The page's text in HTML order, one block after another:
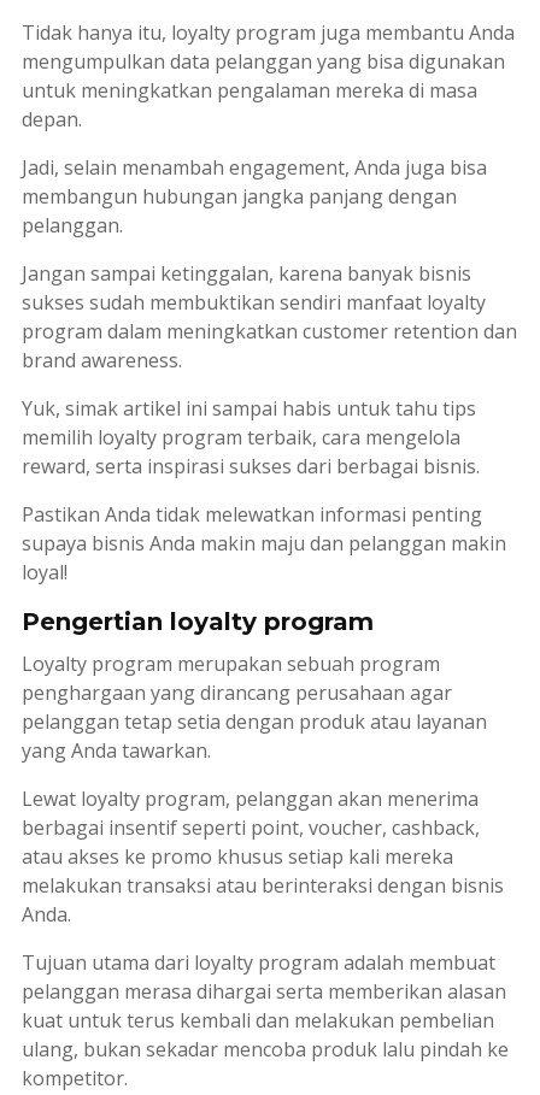
Tidak hanya itu, loyalty program juga membantu Anda
mengumpulkan data pelanggan yang bisa digunakan
untuk meningkatkan pengalaman mereka di masa
depan.
Jadi, selain menambah engagement, Anda juga bisa
membangun hubungan jangka panjang dengan
pelanggan.
Jangan sampai ketinggalan, karena banyak bisnis
sukses sudah membuktikan sendiri manfaat loyalty
program dalam meningkatkan customer retention dan
brand awareness.
Yuk, simak artikel ini sampai habis untuk tahu tips
memilih loyalty program terbaik, cara mengelola
reward, serta inspirasi sukses dari berbagai bisnis.
Pastikan Anda tidak melewatkan informasi penting
supaya bisnis Anda makin maju dan pelanggan makin
loyal!
Pengertian loyalty program
Loyalty program merupakan sebuah program
penghargaan yang dirancang perusahaan agar
pelanggan tetap setia dengan produk atau layanan
yang Anda tawarkan.
Lewat loyalty program, pelanggan akan menerima
berbagai insentif seperti point, voucher, cashback,
atau akses ke promo khusus setiap kali mereka
melakukan transaksi atau berinteraksi dengan bisnis
Anda.
Tujuan utama dari loyalty program adalah membuat
pelanggan merasa dihargai serta memberikan alasan
kuat untuk terus kembali dan melakukan pembelian
ulang, bukan sekadar mencoba produk lalu pindah ke
kompetitor.